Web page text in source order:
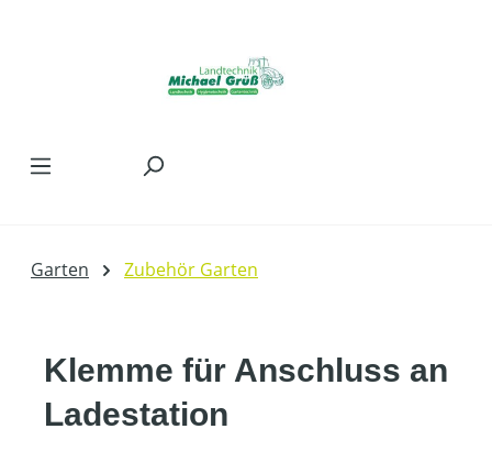
Garten Zubehör Garten
Klemme für Anschluss an
Ladestation